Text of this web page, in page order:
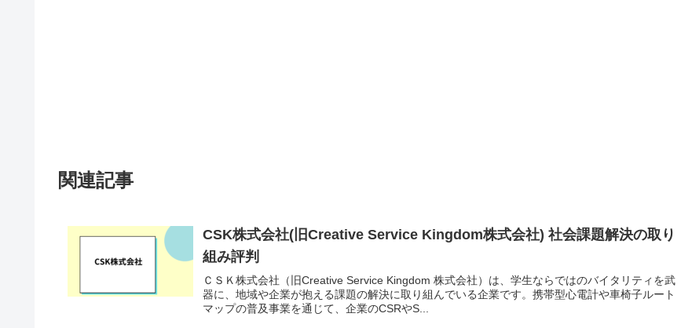
関連記事
CSK株式会社(旧Creative Service Kingdom株式会社) 社会課題解決の取り
組み評判
ＣＳＫ株式会社（旧Creative Service Kingdom 株式会社）は、学生ならではのバイタリティを武
器に、地域や企業が抱える課題の解決に取り組んでいる企業です。携帯型心電計や車椅子ルート
マップの普及事業を通じて、企業のCSRやS...